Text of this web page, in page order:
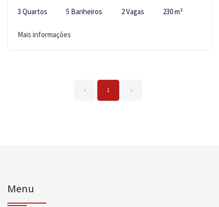
3 Quartos 5 Banheiros 2 Vagas 230 m²
Mais informações
‹ 1 ›
Menu